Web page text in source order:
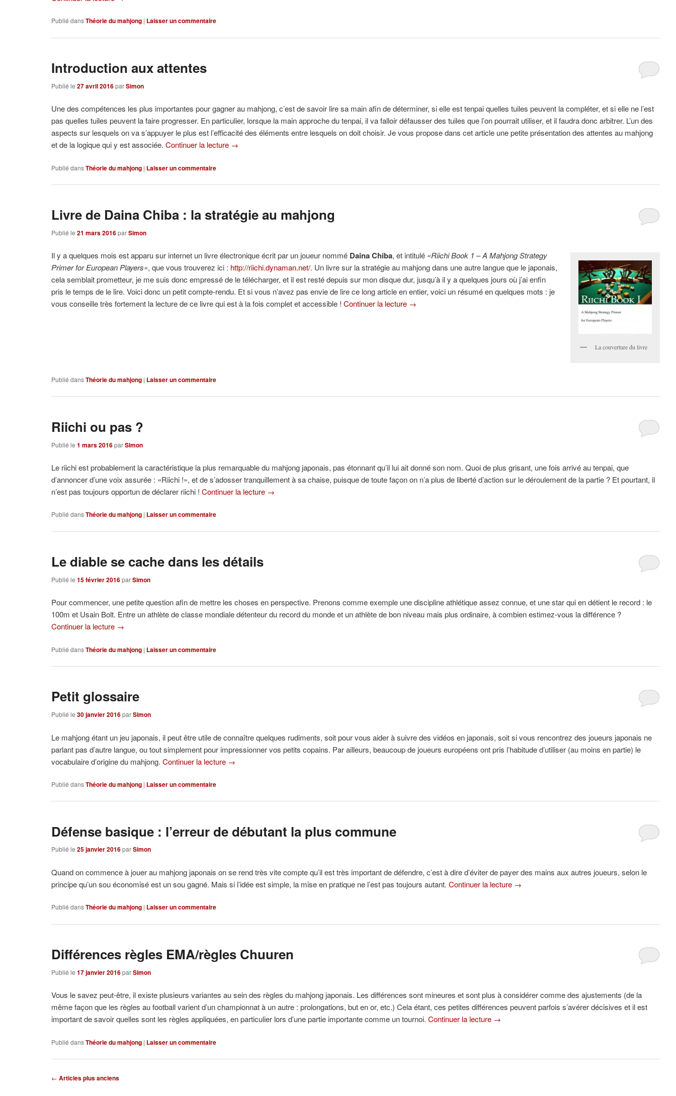
Publié dansThéorie du mahjong | Laisser un commentaire
Introduction aux attentes
Publié le27 avril 2016parSimon
Une des compétences les plus importantes pour gagner au mahjong, c’est de savoir lire sa main afin de déterminer, si elle est tenpai quelles tuiles peuvent la compléter, et si elle ne l’est
pas quelles tuiles peuvent la faire progresser. En particulier, lorsque la main approche du tenpai, il va falloir défausser des tuiles que l’on pourrait utiliser, et il faudra donc arbitrer. L’un des
aspects sur lesquels on va s’appuyer le plus est l’efficacité des éléments entre lesquels on doit choisir. Je vous propose dans cet article une petite présentation des attentes au mahjong
et de la logique qui y est associée.Continuer la lecture →
Publié dansThéorie du mahjong | Laisser un commentaire
Livre de Daina Chiba : la stratégie au mahjong
Publié le21 mars 2016parSimon
La couverture du livre
Il y a quelques mois est apparu sur internet un livre électronique écrit par un joueur nommé Daina Chiba, et intitulé «Riichi Book 1 – A Mahjong Strategy
Primer for European Players», que vous trouverez ici : http://riichi.dynaman.net/. Un livre sur la stratégie au mahjong dans une autre langue que le japonais,
cela semblait prometteur, je me suis donc empressé de le télécharger, et il est resté depuis sur mon disque dur, jusqu’à il y a quelques jours où j’ai enfin
pris le temps de le lire. Voici donc un petit compte-rendu. Et si vous n’avez pas envie de lire ce long article en entier, voici un résumé en quelques mots : je
vous conseille très fortement la lecture de ce livre qui est à la fois complet et accessible !Continuer la lecture →
Publié dansThéorie du mahjong | Laisser un commentaire
Riichi ou pas ?
Publié le1 mars 2016parSimon
Le riichi est probablement la caractéristique la plus remarquable du mahjong japonais, pas étonnant qu’il lui ait donné son nom. Quoi de plus grisant, une fois arrivé au tenpai, que
d’annoncer d’une voix assurée : «Riichi !», et de s’adosser tranquillement à sa chaise, puisque de toute façon on n’a plus de liberté d’action sur le déroulement de la partie ? Et pourtant, il
n’est pas toujours opportun de déclarer riichi !Continuer la lecture →
Publié dansThéorie du mahjong | Laisser un commentaire
Le diable se cache dans les détails
Publié le15 février 2016parSimon
Pour commencer, une petite question afin de mettre les choses en perspective. Prenons comme exemple une discipline athlétique assez connue, et une star qui en détient le record : le
100m et Usain Bolt. Entre un athlète de classe mondiale détenteur du record du monde et un athlète de bon niveau mais plus ordinaire, à combien estimez-vous la différence ?
Continuer la lecture →
Publié dansThéorie du mahjong | Laisser un commentaire
Petit glossaire
Publié le30 janvier 2016parSimon
Le mahjong étant un jeu japonais, il peut être utile de connaître quelques rudiments, soit pour vous aider à suivre des vidéos en japonais, soit si vous rencontrez des joueurs japonais ne
parlant pas d’autre langue, ou tout simplement pour impressionner vos petits copains. Par ailleurs, beaucoup de joueurs européens ont pris l’habitude d’utiliser (au moins en partie) le
vocabulaire d’origine du mahjong.Continuer la lecture →
Publié dansThéorie du mahjong | Laisser un commentaire
Défense basique : l’erreur de débutant la plus commune
Publié le25 janvier 2016parSimon
Quand on commence à jouer au mahjong japonais on se rend très vite compte qu’il est très important de défendre, c’est à dire d’éviter de payer des mains aux autres joueurs, selon le
principe qu’un sou économisé est un sou gagné. Mais si l’idée est simple, la mise en pratique ne l’est pas toujours autant.Continuer la lecture →
Publié dansThéorie du mahjong | Laisser un commentaire
Différences règles EMA/règles Chuuren
Publié le17 janvier 2016parSimon
Vous le savez peut-être, il existe plusieurs variantes au sein des règles du mahjong japonais. Les différences sont mineures et sont plus à considérer comme des ajustements (de la
même façon que les règles au football varient d’un championnat à un autre : prolongations, but en or, etc.) Cela étant, ces petites différences peuvent parfois s’avérer décisives et il est
important de savoir quelles sont les règles appliquées, en particulier lors d’une partie importante comme un tournoi.Continuer la lecture →
Publié dansThéorie du mahjong | Laisser un commentaire
Navigation
← Articles plus anciens